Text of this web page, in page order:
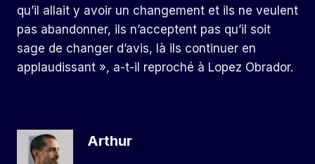
qu’il allait y avoir un changement et ils ne veulent
pas abandonner, ils n’acceptent pas qu’il soit
sage de changer d’avis, là ils continuer en
applaudissant », a-t-il reproché à Lopez Obrador.
Arthur